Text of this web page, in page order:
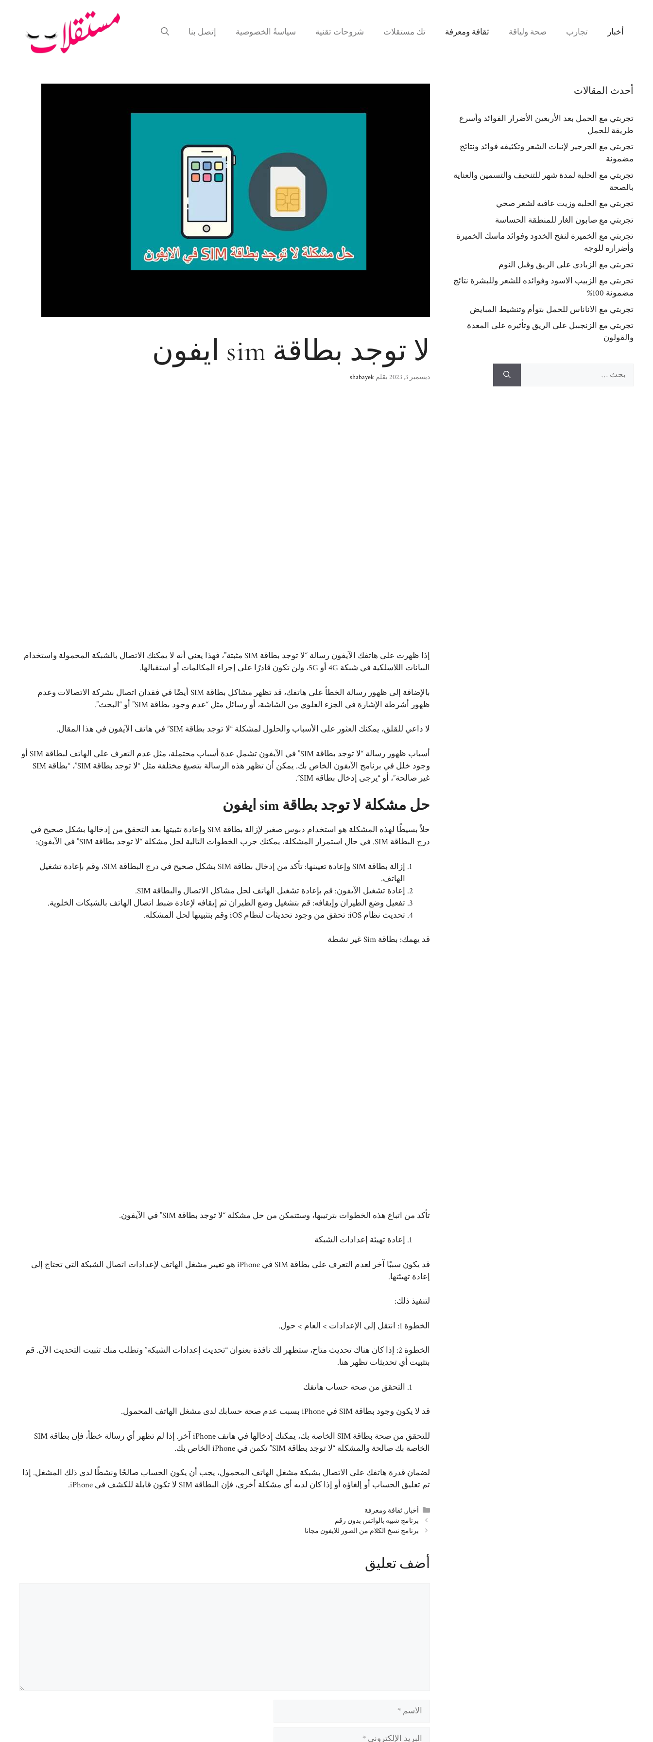
أخبار تجارب صحة ولياقة ثقافة ومعرفة تك مستقلات شروحات تقنية سياسةُ الخصوصية إتصل بنا
لا توجد بطاقة sim ايفون
ديسمبر 3, 2023 بقلمshabayek
إذا ظهرت على هاتفك الآيفون رسالة “لا توجد بطاقة SIM مثبتة”، فهذا يعني أنه لا يمكنك الاتصال بالشبكة المحمولة واستخدام
البيانات اللاسلكية في شبكة 4G أو 5G، ولن تكون قادرًا على إجراء المكالمات أو استقبالها.
بالإضافة إلى ظهور رسالة الخطأ على هاتفك، قد تظهر مشاكل بطاقة SIM أيضًا في فقدان اتصال بشركة الاتصالات وعدم
ظهور أشرطة الإشارة في الجزء العلوي من الشاشة، أو رسائل مثل “عدم وجود بطاقة SIM” أو “البحث”.
لا داعي للقلق، يمكنك العثور على الأسباب والحلول لمشكلة “لا توجد بطاقة SIM” في هاتف الآيفون في هذا المقال.
أسباب ظهور رسالة “لا توجد بطاقة SIM” في الآيفون تشمل عدة أسباب محتملة، مثل عدم التعرف على الهاتف لبطاقة SIM أو
وجود خلل في برنامج الآيفون الخاص بك. يمكن أن تظهر هذه الرسالة بتصيغ مختلفة مثل “لا توجد بطاقة SIM”، “بطاقة SIM
غير صالحة”، أو “يرجى إدخال بطاقة SIM”.
حل مشكلة لا توجد بطاقة sim ايفون
حلاً بسيطًا لهذه المشكلة هو استخدام دبوس صغير لإزالة بطاقة SIM وإعادة تثبيتها بعد التحقق من إدخالها بشكل صحيح في
درج البطاقة SIM. في حال استمرار المشكلة، يمكنك جرب الخطوات التالية لحل مشكلة “لا توجد بطاقة SIM” في الآيفون:
إزالة بطاقة SIM وإعادة تعيينها: تأكد من إدخال بطاقة SIM بشكل صحيح في درج البطاقة SIM، وقم بإعادة تشغيل
الهاتف.
إعادة تشغيل الآيفون: قم بإعادة تشغيل الهاتف لحل مشاكل الاتصال والبطاقة SIM.
تفعيل وضع الطيران وإيقافه: قم بتشغيل وضع الطيران ثم إيقافه لإعادة ضبط اتصال الهاتف بالشبكات الخلوية.
تحديث نظام iOS: تحقق من وجود تحديثات لنظام iOS وقم بتثبيتها لحل المشكلة.
قد يهمك: بطاقة Sim غير نشطة
تأكد من اتباع هذه الخطوات بترتيبها، وستتمكن من حل مشكلة “لا توجد بطاقة SIM” في الآيفون.
إعادة تهيئة إعدادات الشبكة
قد يكون سببًا آخر لعدم التعرف على بطاقة SIM في iPhone هو تغيير مشغل الهاتف لإعدادات اتصال الشبكة التي تحتاج إلى
إعادة تهيئتها.
لتنفيذ ذلك:
الخطوة 1: انتقل إلى الإعدادات > العام > حول.
الخطوة 2: إذا كان هناك تحديث متاح، ستظهر لك نافذة بعنوان “تحديث إعدادات الشبكة” وتطلب منك تثبيت التحديث الآن. قم
بتثبيت أي تحديثات تظهر هنا.
التحقق من صحة حساب هاتفك
قد لا يكون وجود بطاقة SIM في iPhone بسبب عدم صحة حسابك لدى مشغل الهاتف المحمول.
للتحقق من صحة بطاقة SIM الخاصة بك، يمكنك إدخالها في هاتف iPhone آخر. إذا لم تظهر أي رسالة خطأ، فإن بطاقة SIM
الخاصة بك صالحة والمشكلة “لا توجد بطاقة SIM” تكمن في iPhone الخاص بك.
لضمان قدرة هاتفك على الاتصال بشبكة مشغل الهاتف المحمول، يجب أن يكون الحساب صالحًا ونشطًا لدى ذلك المشغل. إذا
تم تعليق الحساب أو إلغاؤه أو إذا كان لديه أي مشكلة أخرى، فإن البطاقة SIM لا تكون قابلة للكشف في iPhone.
التصنيفات
أخبار,ثقافة ومعرفة
برنامج شبيه بالواتس بدون رقم
برنامج نسخ الكلام من الصور للايفون مجانا
أضف تعليق
الاسم
البريد
أحدث المقالات
تجربتي مع الحمل بعد الأربعين الأضرار الفوائد وأسرع
طريقة للحمل
تجربتي مع الجرجير لإنبات الشعر وتكثيفه فوائد ونتائج
مضمونة
تجربتي مع الحلبة لمدة شهر للتنحيف والتسمين والعناية
بالصحة
تجربتي مع الحلبه وزيت عافيه لشعر صحي
تجربتي مع صابون الغار للمنطقة الحساسة
تجربتي مع الخميرة لنفخ الخدود وفوائد ماسك الخميرة
وأضراره للوجه
تجربتي مع الزبادي على الريق وقبل النوم
تجربتي مع الزبيب الاسود وفوائده للشعر وللبشرة نتائج
مضمونة 100%
تجربتي مع الاناناس للحمل بتوأم وتنشيط المبايض
تجربتي مع الزنجبيل على الريق وتأثيره على المعدة
والقولون
عن: